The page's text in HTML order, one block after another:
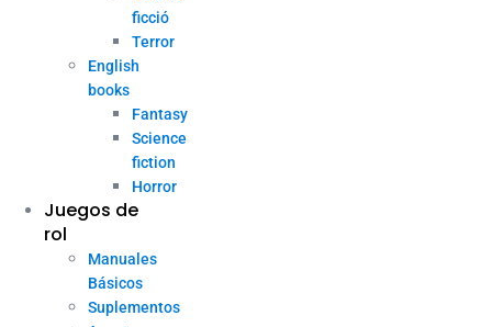
ficció
Terror
English
books
Fantasy
Science
fiction
Horror
Juegos de
rol
Manuales
Básicos
Suplementos